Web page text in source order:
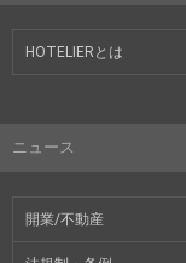
HOTELIERとは
ニュース
開業/不動産